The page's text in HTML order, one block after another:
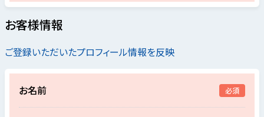
お客様情報
ご登録いただいたプロフィール情報を反映
お名前 必須